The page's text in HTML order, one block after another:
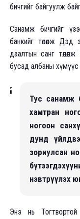
бичгийг байгуулж
Санамж бичгийг
банкийг төлөөлж
даалтын санг
бусад албаны
Тус санамж
хамтран
ногоон
дунд
зориулсан
нэвтрүүлэх
Энэ нь